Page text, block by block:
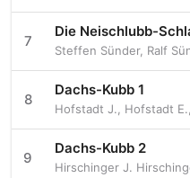
7
Die Neischlubb-
Steffen Sünder, Ralf
8
Dachs-Kubb 1
Hofstadt J. Hofstadt E.
9
Dachs-Kubb 2
Hirschinger J.